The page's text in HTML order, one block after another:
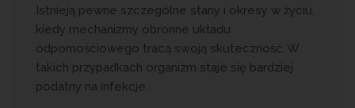
Istnieją pewne szczególne stany i okresy w życiu,
kiedy mechanizmy obronne układu
odpornościowego tracą swoją skuteczność. W
takich przypadkach organizm staje się bardziej
podatny na infekcje.